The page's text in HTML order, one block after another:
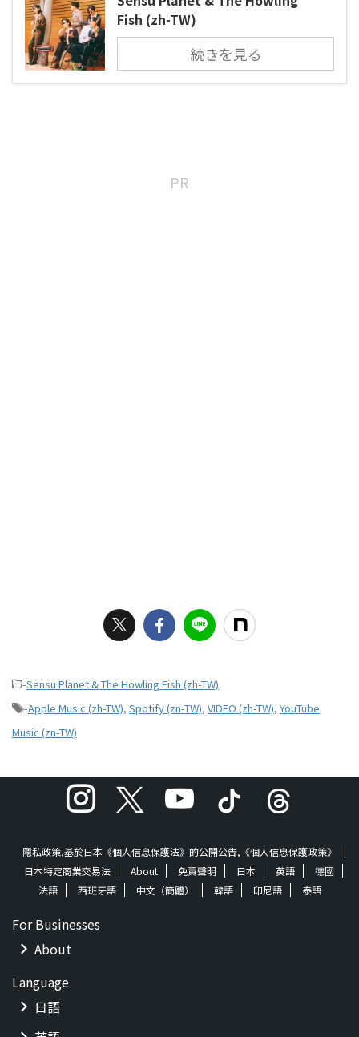
Fish (zh-TW)
続きを見る
PR
-Sensu Planet & The Howling Fish (zh-TW)
-Apple Music (zh-TW), Spotify (zn-TW), VIDEO (zh-TW), YouTube
Music (zn-TW)
隱私政策,基於日本《個人信息保護法》的公開公告,《個人信息保護政策》
日本特定商業交易法
About 免責聲明 日本 英語
德國
法語
西班牙語 中文（簡體） 韓語 印尼語 泰語
For Businesses
About
Language
日語